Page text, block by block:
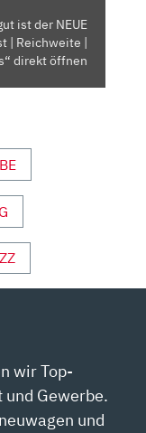
ist der NEUE
| Reichweite |
direkt öffnen
wir Top-
und Gewerbe.
und